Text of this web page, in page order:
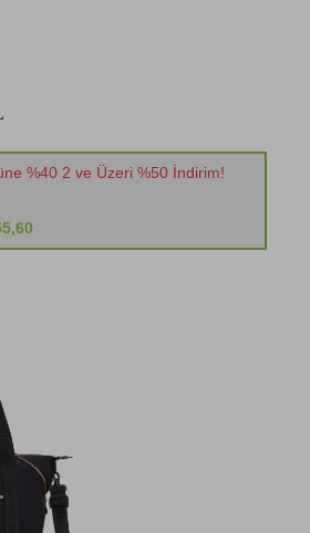
%40 2 ve Üzeri %50 İndirim!